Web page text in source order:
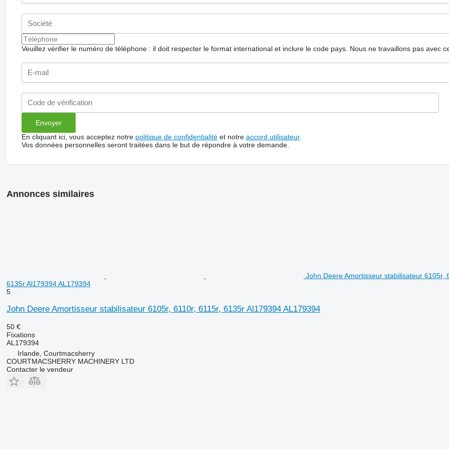
Veuillez vérifier le numéro de téléphone : il doit respecter le format international et inclure le code pays. Nous ne travaillons pas avec
En cliquant ici, vous acceptez notre politique de confidentialitéet notre accord utilisateur.
Vos données personnelles seront traitées dans le but de répondre à votre demande.
Annonces similaires
John Deere Amortisseur stabilisateur 6105r,
6135r Al179394 AL179394
5
John Deere Amortisseur stabilisateur 6105r, 6110r, 6115r, 6135r Al179394 AL179394
50 €
Fixations
AL179394
Irlande, Courtmacsherry
COURTMACSHERRY MACHINERY LTD
Contacter le vendeur